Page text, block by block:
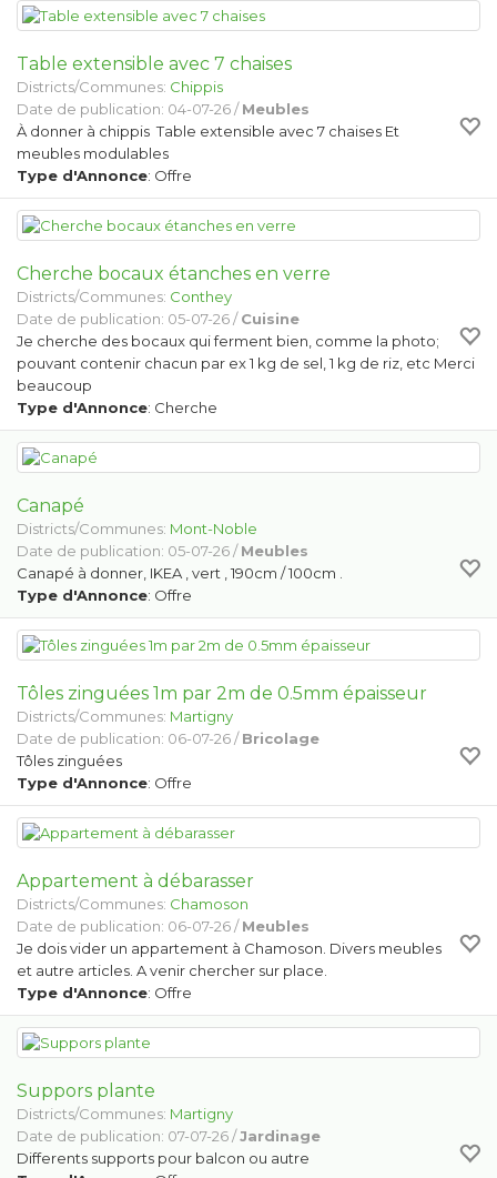
Table extensible avec 7 chaises
Districts/Communes: Chippis
Date de publication: 04-07-26 /Meubles
À donner à chippis Table extensible avec 7 chaises Et
meubles modulables
Type d'Annonce: Offre
Cherche bocaux étanches en verre
Districts/Communes: Conthey
Date de publication: 05-07-26 /Cuisine
Je cherche des bocaux qui ferment bien, comme la photo;
pouvant contenir chacun par ex 1 kg de sel, 1 kg de riz, etc Merci
beaucoup
Type d'Annonce: Cherche
Canapé
Districts/Communes: Mont-Noble
Date de publication: 05-07-26 /Meubles
Canapé à donner, IKEA , vert , 190cm / 100cm .
Type d'Annonce: Offre
Tôles zinguées 1m par 2m de 0.5mm épaisseur
Districts/Communes: Martigny
Date de publication: 06-07-26 /Bricolage
Tôles zinguées
Type d'Annonce: Offre
Appartement à débarasser
Districts/Communes: Chamoson
Date de publication: 06-07-26 /Meubles
Je dois vider un appartement à Chamoson. Divers meubles
et autre articles. A venir chercher sur place.
Type d'Annonce: Offre
Suppors plante
Districts/Communes: Martigny
Date de publication: 07-07-26 /Jardinage
Differents supports pour balcon ou autre